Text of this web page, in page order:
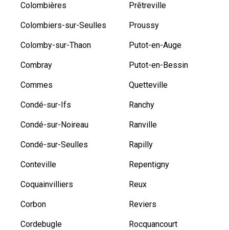
Colombières
Colombiers-sur-Seulles
Colomby-sur-Thaon
Combray
Commes
Condé-sur-Ifs
Condé-sur-Noireau
Condé-sur-Seulles
Conteville
Coquainvilliers
Corbon
Cordebugle
Prêtreville
Proussy
Putot-en-Auge
Putot-en-Bessin
Quetteville
Ranchy
Ranville
Rapilly
Repentigny
Reux
Reviers
Rocquancourt